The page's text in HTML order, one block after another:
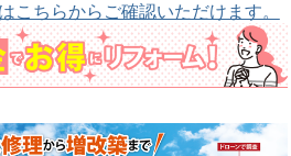
こちらからご確認いただけます。